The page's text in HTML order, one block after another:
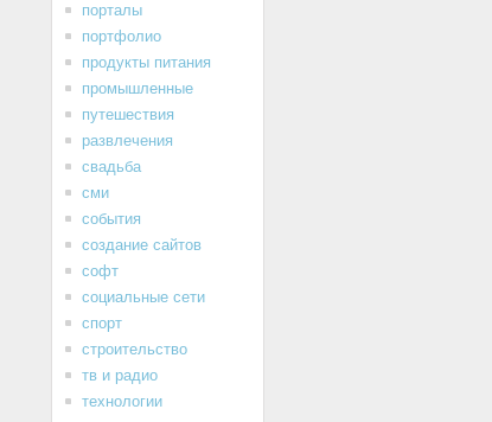
порталы
портфолио
продукты питания
промышленные
путешествия
развлечения
свадьба
сми
события
создание сайтов
софт
социальные сети
спорт
строительство
тв и радио
технологии